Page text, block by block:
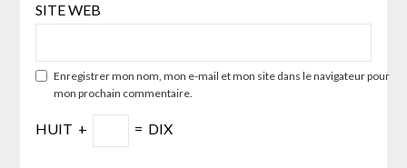
SITE WEB
Enregistrer mon nom, mon e-mail et mon site dans le navigateur pour
mon prochain commentaire.
HUIT + = DIX